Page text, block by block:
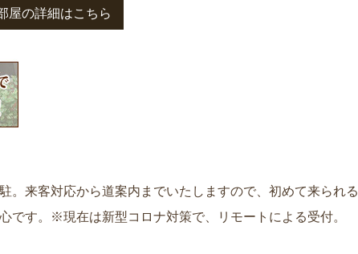
屋の詳細はこちら
。来客対応から道案内までいたしますので、初めて来られる
です。※現在は新型コロナ対策で、リモートによる受付。